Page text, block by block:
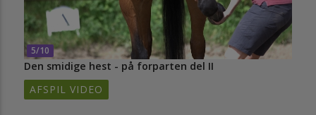
5/10
Den smidige hest - på forparten del II
AFSPIL VIDEO